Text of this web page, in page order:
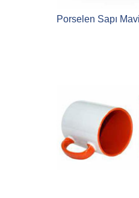
Porselen Sapı